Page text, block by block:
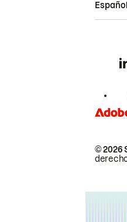
© 2026
Español